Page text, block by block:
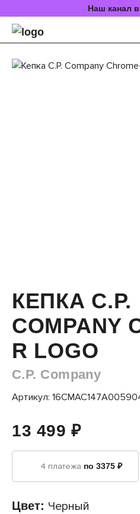
Наш канал
КЕПКА C.P.
COMPANY
R LOGO
C.P. Company
Артикул:
13 499 ₽
4 платежа по 3375 ₽
Цвет: Черный